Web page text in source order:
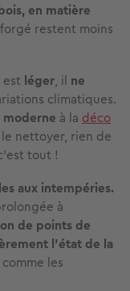
en matière
restent moins
léger, il ne
climatiques.
à la déco
nettoyer, rien de
tout !
aux intempéries.
à
de points de
l’état de la
comme les